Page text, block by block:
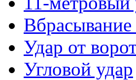
Удар от
Угловой удар